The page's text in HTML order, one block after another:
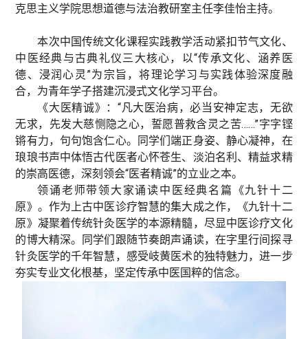
克思主义学院思想道德与法治教研室主任李佳怡主持。
本次中国传统文化课程实践教学活动紧扣节气文化、
中医经典与古典礼仪三大核心，以“传承文化、涵养医
德、浸润心灵”为宗旨，将理论学习与实践体验深度融
合，为青年学子搭建沉浸式文化学习平台。
《大医精诚》：“凡大医治病，必当安神定志，无欲
无求，先发大慈恻隐之心，誓愿普救含灵之苦……”字字铿
锵有力，句句饱含仁心。同学们端正身姿、静心凝神，在
琅琅书声中体悟古代医者心怀苍生、淡泊名利、精益求精
的崇高医德，深刻领会“医者精诚”的立业之本。
领诵老师带领大家诵读中医经典名篇《九针十二
原》。作为上古中医诊疗智慧的集大成之作，《九针十二
原》凝聚着传统针灸医学的本源精髓，尽显中医诊疗文化
的博大精深。同学们跟随节奏朗声诵读，在字里行间探寻
针灸医学的千年智慧，感受岐黄医术的独特魅力，进一步
夯实专业文化根基，坚定传承中医国粹的信念。